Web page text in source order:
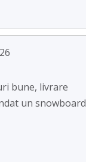
bune, livrare
un snowboard